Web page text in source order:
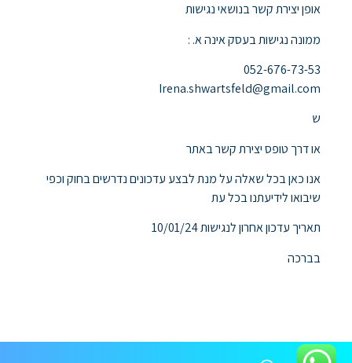
אופן יצירת קשר בנושאי נגישות
ממונה נגישות בעסק אינה א. :
052-676-73-53
Irena.shwartsfeld@gmail.com
ש
או דרך טופס יצירת קשר באתר
אנו כאן בכל שאלה על מנת לבצע עדכונים נדרשים בחוק וכפי
שיבואו לידיעתנו בכל עת
תאריך עדכון אחרון לנגישות 10/01/24
בברכה